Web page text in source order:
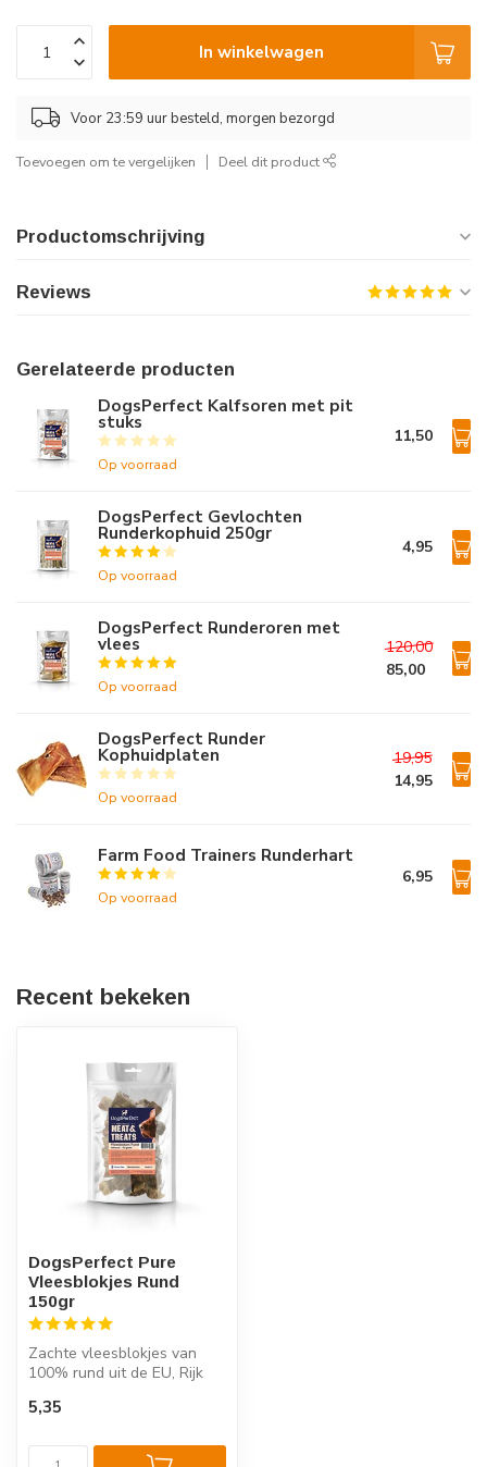
In winkelwagen
Voor 23:59 uur besteld, morgen bezorgd
Toevoegen om te vergelijken Deel dit product
Productomschrijving
Reviews
Gerelateerde producten
DogsPerfect Kalfsoren met pit
stuks
Op voorraad
11,50
DogsPerfect Gevlochten
Runderkophuid 250gr
Op voorraad
4,95
DogsPerfect Runderoren met
vlees
Op voorraad
120,00
85,00
DogsPerfect Runder
Kophuidplaten
Op voorraad
19,95
14,95
Farm Food Trainers Runderhart
Op voorraad
6,95
Recent bekeken
DogsPerfect Pure
Vleesblokjes Rund
150gr
Zachte vleesblokjes van
100% rund uit de EU, Rijk
toevoegin...
5,35